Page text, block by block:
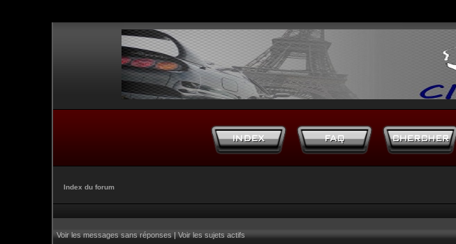
Index du forum
Voir les messages sans réponses|Voir les sujets actifs